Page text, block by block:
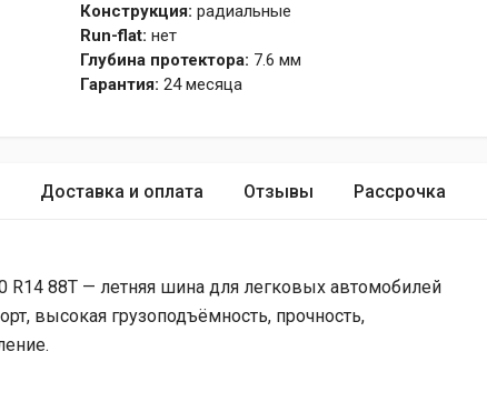
Конструкция: радиальные
Run-flat: нет
Глубина протектора: 7.6 мм
Гарантия: 24 месяца
Доставка и оплата Отзывы Рассрочка
88T — летняя шина для легковых автомобилей
высокая грузоподъёмность, прочность,